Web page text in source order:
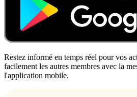
Restez informé en temps réel pour vos
facilement les autres membres avec la
l'application mobile.